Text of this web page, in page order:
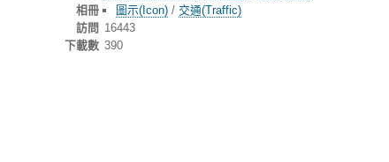
相冊
圖示(Icon)/ 交通(Traffic)
訪問 16443
下載數 390